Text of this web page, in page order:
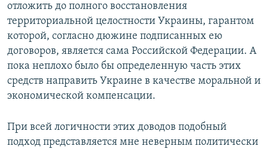
отложить до полного восстановления
территориальной целостности Украины, гарантом
которой, согласно дюжине подписанных ею
договоров, является сама Российской Федерации. А
пока неплохо было бы определенную часть этих
средств направить Украине в качестве моральной и
экономической компенсации.
При всей логичности этих доводов подобный
подход представляется мне неверным политически